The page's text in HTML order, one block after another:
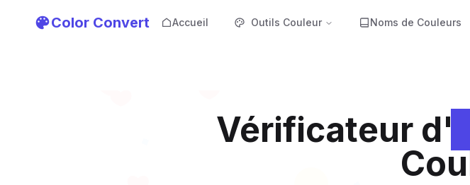
Color Convert Accueil Outils Couleur Noms de Couleurs
Vérificateur d'